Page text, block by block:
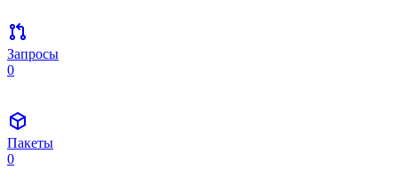
Запросы
0
Пакеты
0